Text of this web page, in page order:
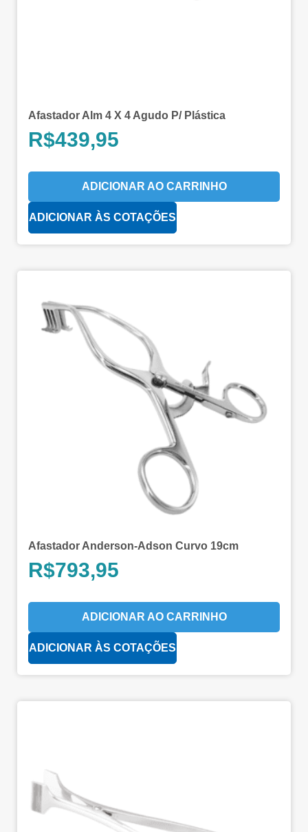
Afastador Alm 4 X 4 Agudo P/ Plástica
R$439,95
ADICIONAR AO CARRINHO
ADICIONAR ÀS COTAÇÕES
Afastador Anderson-Adson Curvo 19cm
R$793,95
ADICIONAR AO CARRINHO
ADICIONAR ÀS COTAÇÕES